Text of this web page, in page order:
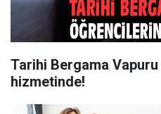
Tarihi Bergama
hizmetinde!